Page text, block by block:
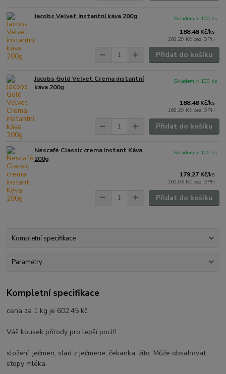
Jacobs Velvet instantní káva 200g
188,48 Kč/ks
168,29 Kč bez DPH
Skladem > 100 ks
Přidat do košíku
Jacobs Gold Velvet Crema instantní
káva 200g
188,48 Kč/ks
168,29 Kč bez DPH
Skladem > 100 ks
Přidat do košíku
Nescafé Classic crema instant Káva
200g
179,27 Kč/ks
160,06 Kč bez DPH
Skladem > 100 ks
Přidat do košíku
Kompletní specifikace
Parametry
Kompletní specifikace
cena za 1 kg je 602.45 kč
Váš kousek přírody pro lepší pocit!
složení: ječmen, slad z ječmene, čekanka, žito. Může obsahovat
stopy mléka.